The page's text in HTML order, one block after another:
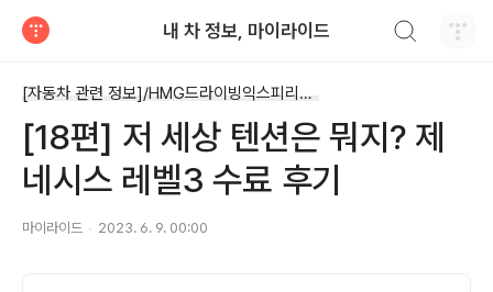
내 차 정보, 마이라이드
[자동차 관련 정보]/HMG드라이빙익스피리언스
[18편] 저 세상 텐션은 뭐지? 제
네시스 레벨3 수료 후기
마이라이드 2023. 6. 9. 00:00